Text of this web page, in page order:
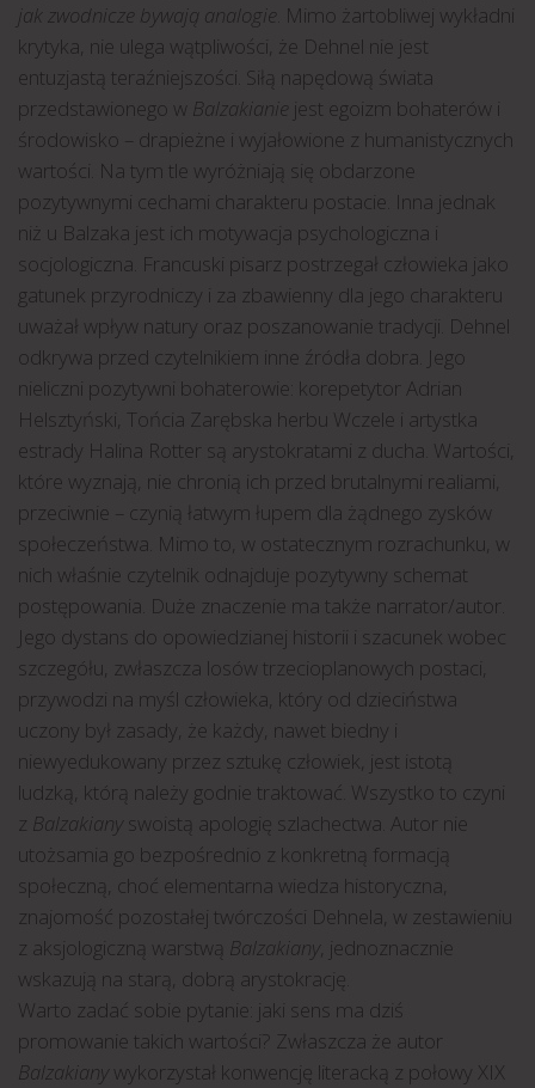
jak zwodnicze bywają analogie . Mimo żartobliwej wykładni
krytyka, nie ulega wątpliwości, że Dehnel nie jest
entuzjastą teraźniejszości. Siłą napędową świata
przedstawionego w Balzakianie jest egoizm bohaterów i
środowisko – drapieżne i wyjałowione z humanistycznych
wartości. Na tym tle wyróżniają się obdarzone
pozytywnymi cechami charakteru postacie. Inna jednak
niż u Balzaka jest ich motywacja psychologiczna i
socjologiczna. Francuski pisarz postrzegał człowieka jako
gatunek przyrodniczy i za zbawienny dla jego charakteru
uważał wpływ natury oraz poszanowanie tradycji. Dehnel
odkrywa przed czytelnikiem inne źródła dobra. Jego
nieliczni pozytywni bohaterowie: korepetytor Adrian
Helsztyński, Tońcia Zarębska herbu Wczele i artystka
estrady Halina Rotter są arystokratami z ducha. Wartości,
które wyznają, nie chronią ich przed brutalnymi realiami,
przeciwnie – czynią łatwym łupem dla żądnego zysków
społeczeństwa. Mimo to, w ostatecznym rozrachunku, w
nich właśnie czytelnik odnajduje pozytywny schemat
postępowania. Duże znaczenie ma także narrator/autor.
Jego dystans do opowiedzianej historii i szacunek wobec
szczegółu, zwłaszcza losów trzecioplanowych postaci,
przywodzi na myśl człowieka, który od dzieciństwa
uczony był zasady, że każdy, nawet biedny i
niewyedukowany przez sztukę człowiek, jest istotą
ludzką, którą należy godnie traktować. Wszystko to czyni
z Balzakiany swoistą apologię szlachectwa. Autor nie
utożsamia go bezpośrednio z konkretną formacją
społeczną, choć elementarna wiedza historyczna,
znajomość pozostałej twórczości Dehnela, w zestawieniu
z aksjologiczną warstwą Balzakiany , jednoznacznie
wskazują na starą, dobrą arystokrację.
Warto zadać sobie pytanie: jaki sens ma dziś
promowanie takich wartości? Zwłaszcza że autor
Balzakiany wykorzystał konwencję literacką z połowy XIX